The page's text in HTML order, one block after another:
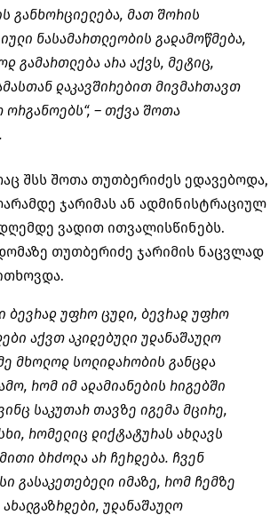
განხორციელება, მათ შორის
ნასამართლეობის გადამოწმება,
გამართლება არა აქვს, მეტიც,
დაკავშირებით მივმართავთ
ორგანოებს“, – თქვა შოთა
შსს შოთა თუთბერიძეს ედავებოდა,
ჯარიმას ან ადმინისტრაციულ
ვადით ითვალისწინებს.
თუთბერიძე ჯარიმის ნაცვლად
ბევრად უფრო ცუდი, ბევრად უფრო
აქვთ აკიდებული უდანაშაულო
მხოლოდ სოლიდარობის განცდა
რომ იმ ადამიანების რიგებში
საკუთარ თავზე იგემა მცირე,
რომელიც დიქტატურას ახლავს
ბრძოლა არ ჩერდება. ჩვენ
გასაკეთებელი იმაზე, რომ ჩემზე
უდანაშაულო